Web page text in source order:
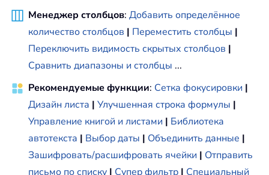
Менеджер столбцов: Добавить определённое
количество столбцов | Переместить столбцы |
Переключить видимость скрытых столбцов |
Сравнить диапазоны и столбцы ...
Рекомендуемые функции: Сетка фокусировки |
Дизайн листа | Улучшенная строка формулы |
Управление книгой и листами | Библиотека
автотекста | Выбор даты | Объединить данные |
Зашифровать/расшифровать ячейки | Отправить
письмо по списку | Супер фильтр | Специальный